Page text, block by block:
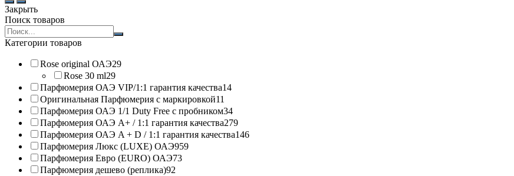
Закрыть
Поиск товаров
Search
products:
Категории товаров
Rose original ОАЭ29
Rose 30 ml29
Парфюмерия ОАЭ VIP/1:1 гарантия качества14
Оригинальная Парфюмерия с маркировкой11
Парфюмерия ОАЭ 1/1 Duty Free с пробником34
Парфюмерия ОАЭ A+ / 1:1 гарантия качества279
Парфюмерия ОАЭ A + D / 1:1 гарантия качества146
Парфюмерия Люкс (LUXE) ОАЭ959
Парфюмерия Евро (EURO) ОАЭ73
Парфюмерия дешево (реплика)92